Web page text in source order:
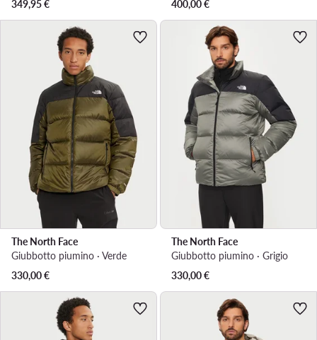
349,95€ 400,00€
The North Face
Giubbotto piumino · Verde
330,00€
The North Face
Giubbotto piumino · Grigio
330,00€